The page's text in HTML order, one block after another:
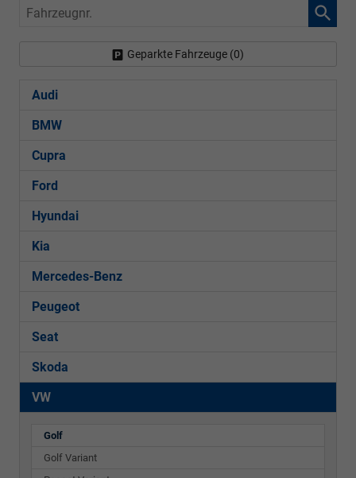
Fahrzeugnr.
Geparkte Fahrzeuge (0)
Audi
BMW
Cupra
Ford
Hyundai
Kia
Mercedes-Benz
Peugeot
Seat
Skoda
VW
Golf
Golf Variant